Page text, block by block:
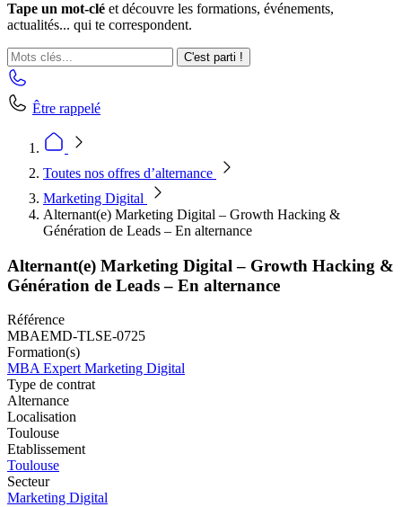
Tape un mot-clé et découvre les formations, événements,
actualités... qui te correspondent.
C'est parti !
Être rappelé
Toutes nos offres d’alternance
Marketing Digital
Alternant(e) Marketing Digital – Growth Hacking &
Génération de Leads – En alternance
Alternant(e) Marketing Digital – Growth Hacking &
Génération de Leads – En alternance
Référence
MBAEMD-TLSE-0725
Formation(s)
MBA Expert Marketing Digital
Type de contrat
Alternance
Localisation
Toulouse
Etablissement
Toulouse
Secteur
Marketing Digital